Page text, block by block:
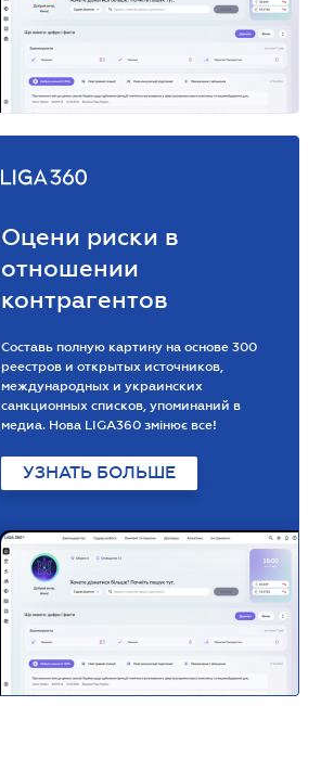
Оцени риски в
отношении
контрагентов
Составь полную картину на основе 300
реестров и открытых источников,
международных и украинских
санкционных списков, упоминаний в
медиа. Нова LIGA360 змінює все!
УЗНАТЬ БОЛЬШЕ